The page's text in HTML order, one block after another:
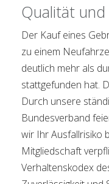
Qualität
Der Kauf eines
zu einem
deutlich mehr als
stattgefunden hat.
Durch unsere
Bundesverband
wir Ihr Ausfallrisiko
Mitgliedschaft
Verhaltenskodex